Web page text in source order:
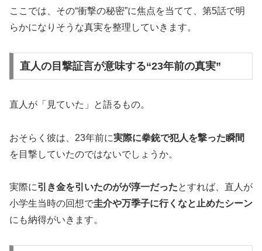
ここでは、その“衝撃の秘密”に焦点を当てて、第5話で明
らかになりそうな真実を整理していきます。
直人の目撃証言が意味する“23年前の真実”
直人が「見ていた」と語るもの。
おそらく彼は、23年前に実際に拳銃で犯人を撃った瞬間
を目撃していたのではないでしょうか。
実際に引き金を引いたのがが淳一だったとすれば、直人が
小学生当時の回想で圭介や万季子に行くなと止めたシーン
にも納得がいきます。